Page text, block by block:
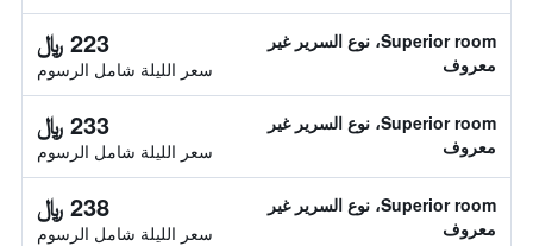
Superior room، نوع السرير غير
معروف
223 ﷼
سعر الليلة شامل الرسوم
Superior room، نوع السرير غير
معروف
233 ﷼
سعر الليلة شامل الرسوم
Superior room، نوع السرير غير
معروف
238 ﷼
سعر الليلة شامل الرسوم